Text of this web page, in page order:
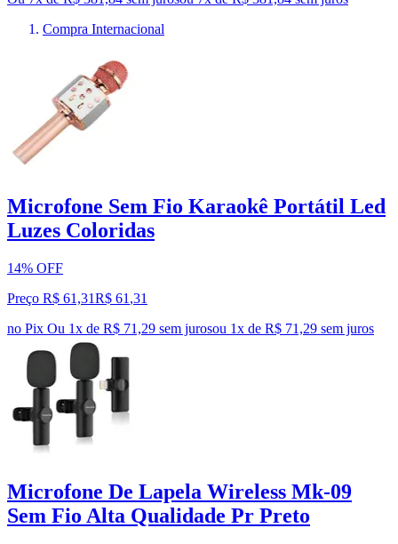
Compra Internacional
Microfone Sem Fio Karaokê Portátil Led
Luzes Coloridas
14% OFF
Preço R$ 61,31R$ 61 ,31
no Pix Ou 1x de R$ 71,29 sem jurosou 1x de R$ 71,29 sem juros
Microfone De Lapela Wireless Mk-09
Sem Fio Alta Qualidade Pr Preto